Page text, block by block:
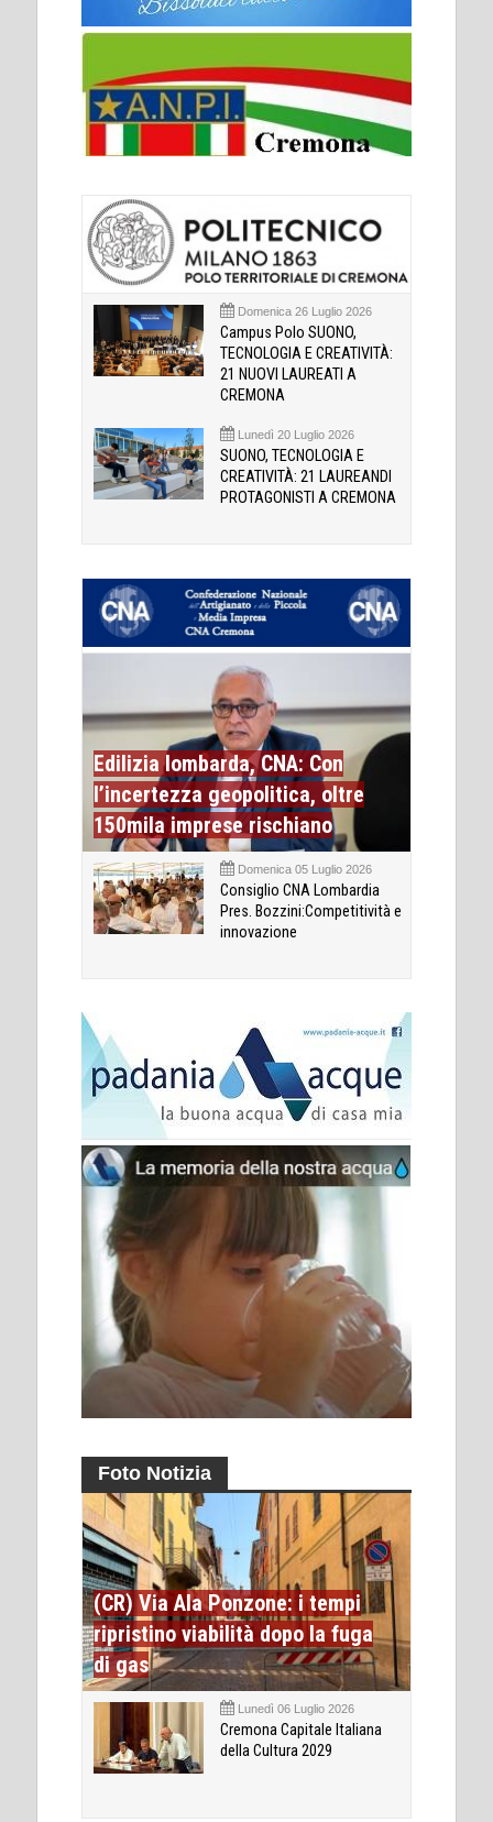
Domenica 26 Luglio 2026
Campus Polo SUONO,
TECNOLOGIA E CREATIVITÀ:
21 NUOVI LAUREATI A
CREMONA
Lunedì 20 Luglio 2026
SUONO, TECNOLOGIA E
CREATIVITÀ: 21 LAUREANDI
PROTAGONISTI A CREMONA
Edilizia lombarda, CNA: Con
l’incertezza geopolitica, oltre
150mila imprese rischiano
Domenica 05 Luglio 2026
Consiglio CNA Lombardia
Pres. Bozzini:Competitività e
innovazione
Foto Notizia
(CR) Via Ala Ponzone: i tempi
ripristino viabilità dopo la fuga
di gas
Lunedì 06 Luglio 2026
Cremona Capitale Italiana
della Cultura 2029